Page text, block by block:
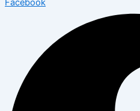
Facebook